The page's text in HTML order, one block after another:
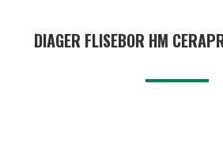
DIAGER FLISEBOR HM